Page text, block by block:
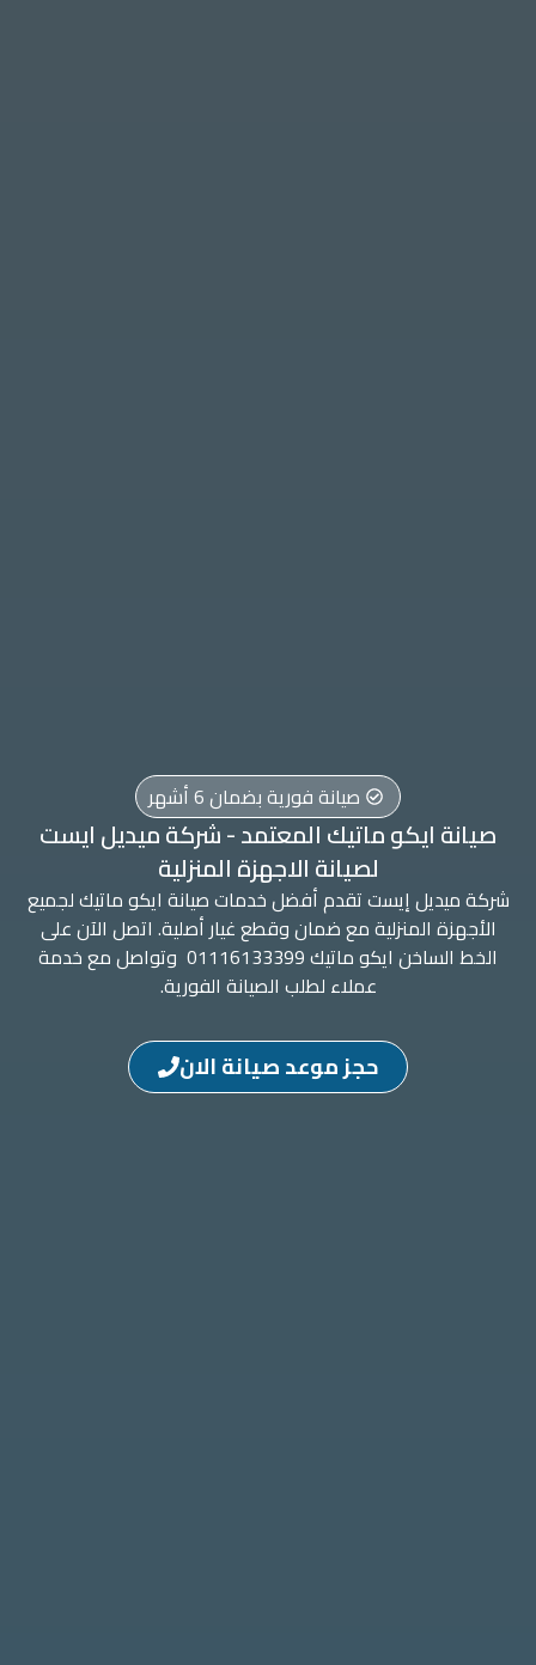
صيانة فورية بضمان 6 أشهر
صيانة ايكو ماتيك المعتمد - شركة ميديل ايست
لصيانة الاجهزة المنزلية
شركة ميديل إيست تقدم أفضل خدمات صيانة ايكو ماتيك لجميع
الأجهزة المنزلية مع ضمان وقطع غيار أصلية. اتصل الآن على
الخط الساخن ايكو ماتيك 01116133399 وتواصل مع خدمة
عملاء لطلب الصيانة الفورية.
حجز موعد صيانة الان